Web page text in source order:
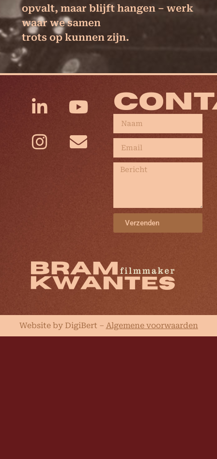
opvalt, maar blijft hangen – werk
waar we samen
trots op kunnen zijn.
Verzenden
Website by DigiBert – Algemene voorwaarden